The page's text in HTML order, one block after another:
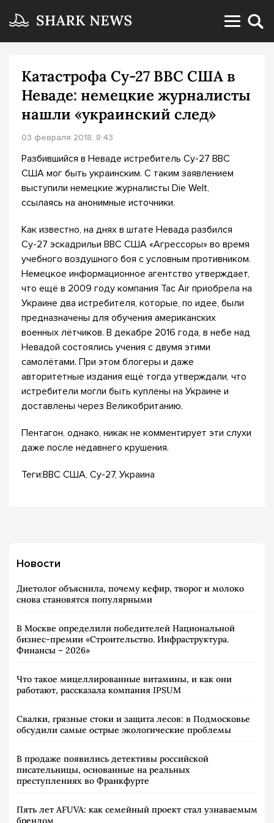
Катастрофа Су-27 ВВС США в
Неваде: немецкие журналисты
нашли «украинский след»
03 февраля 2018, 8:43
Разбившийся в Неваде истребитель Су-27 ВВС
США мог быть украинским. С таким заявлением
выступили немецкие журналисты Die Welt,
ссылаясь на анонимные источники.
Как известно, на днях в штате Невада разбился
Су-27 эскадрильи ВВС США «Агрессоры» во время
учебного воздушного боя с условным противником.
Немецкое информационное агентство утверждает,
что ещё в 2009 году компания Tac Air приобрела на
Украине два истребителя, которые, по идее, были
предназначены для обучения американских
военных лётчиков. В декабре 2016 года, в небе над
Невадой состоялись учения с двумя этими
самолётами. При этом блогеры и даже
авторитетные издания ещё тогда утверждали, что
истребители могли быть куплены на Украине и
доставлены через Великобританию.
Пентагон, однако, никак не комментирует эти слухи
даже после недавнего крушения.
Теги:ВВС США, Су-27, Украина
Новости
Диетолог объяснила, почему кефир, творог и молоко
снова становятся популярными
В Москве определили победителей Национальной
бизнес-премии «Строительство. Инфраструктура.
Финансы – 2026»
Что такое мицеллированные витамины, и как они
работают, рассказала компания IPSUM
Свалки, грязные стоки и защита лесов: в Подмосковье
обсудили самые острые экологические проблемы
В продаже появились детективы российской
писательницы, основанные на реальных
преступлениях во Франкфурте
Пять лет AFUVA: как семейный проект стал узнаваемым
брендом